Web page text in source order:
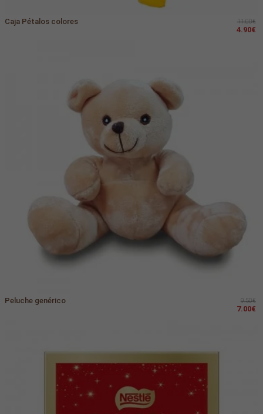
Caja Pétalos colores 11.00€
4.90€
Peluche genérico 9.50€
7.00€